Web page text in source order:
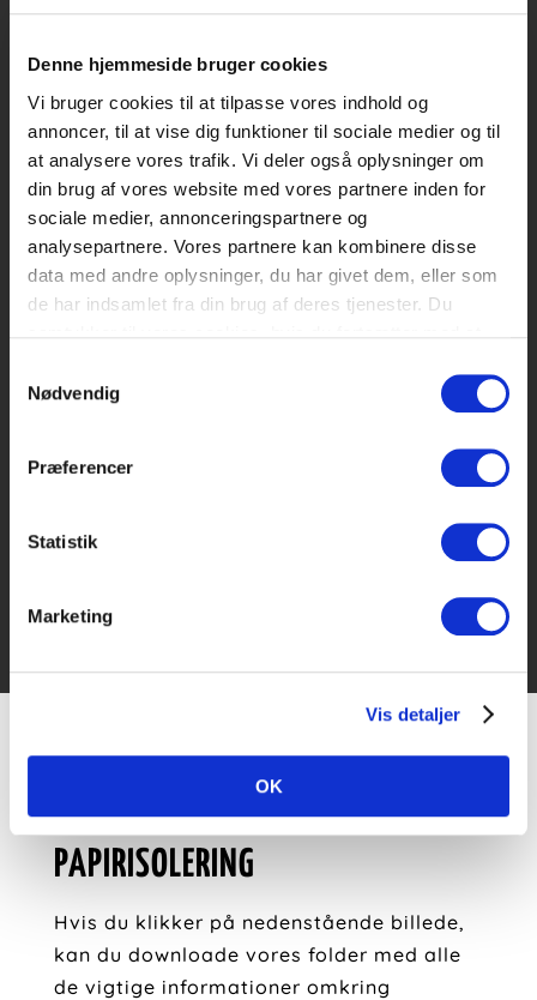
Denne hjemmeside bruger cookies
Vi bruger cookies til at tilpasse vores indhold og
annoncer, til at vise dig funktioner til sociale medier og til
at analysere vores trafik. Vi deler også oplysninger om
din brug af vores website med vores partnere inden for
sociale medier, annonceringspartnere og
analysepartnere. Vores partnere kan kombinere disse
data med andre oplysninger, du har givet dem, eller som
de har indsamlet fra din brug af deres tjenester. Du
Nødvendig
Præferencer
Statistik
Marketing
Vis detaljer
OK
Papiruld er et isoleringsprodukt der
granulat. Materialet tilsættes naturlige
salte som bolsalt for at forhindre grobund
for råd og svamp. Disse salte gør også, at
skadedyr ikke vil opholde sig i materialet,
da saltene virker udtørrende, og derfor er
ubehagelige for dyrene.
stedet forkuller papiruld ved direkte
Papiruldsisolering blæses oftest ind i de
findes også i pladeform.
produkt, som er lavet af 100%
HER KAN DU DOWNLOADE
KATALOGERNE OM CLIMACELL
PAPIRISOLERING
Hvis du klikker på nedenstående billede,
kan du downloade vores folder med alle
de vigtige informationer omkring